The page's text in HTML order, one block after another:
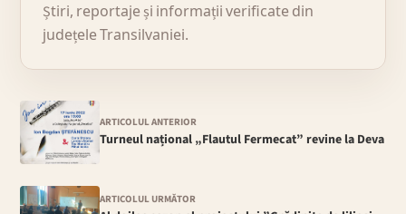
Știri, reportaje și informații verificate din
județele Transilvaniei.
ARTICOLUL ANTERIOR
Turneul național „Flautul Fermecat” revine la Deva
ARTICOLUL URMĂTOR